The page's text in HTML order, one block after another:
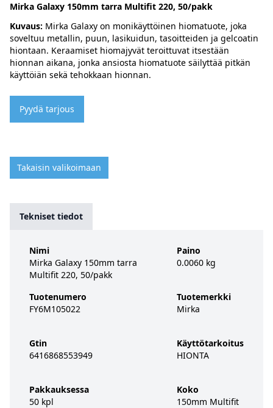
Mirka Galaxy 150mm tarra Multifit 220, 50/pakk
Kuvaus: Mirka Galaxy on monikäyttöinen hiomatuote, joka
soveltuu metallin, puun, lasikuidun, tasoitteiden ja gelcoatin
hiontaan. Keraamiset hiomajyvät teroittuvat itsestään
hionnan aikana, jonka ansiosta hiomatuote säilyttää pitkän
käyttöiän sekä tehokkaan hionnan.
Pyydä tarjous
Takaisin valikoimaan
Tekniset tiedot
Nimi
Mirka Galaxy 150mm tarra
Multifit 220, 50/pakk
Tuotenumero
FY6M105022
Gtin
6416868553949
Pakkauksessa
50 kpl
Paino
0.0060 kg
Tuotemerkki
Mirka
Käyttötarkoitus
HIONTA
Koko
150mm Multifit